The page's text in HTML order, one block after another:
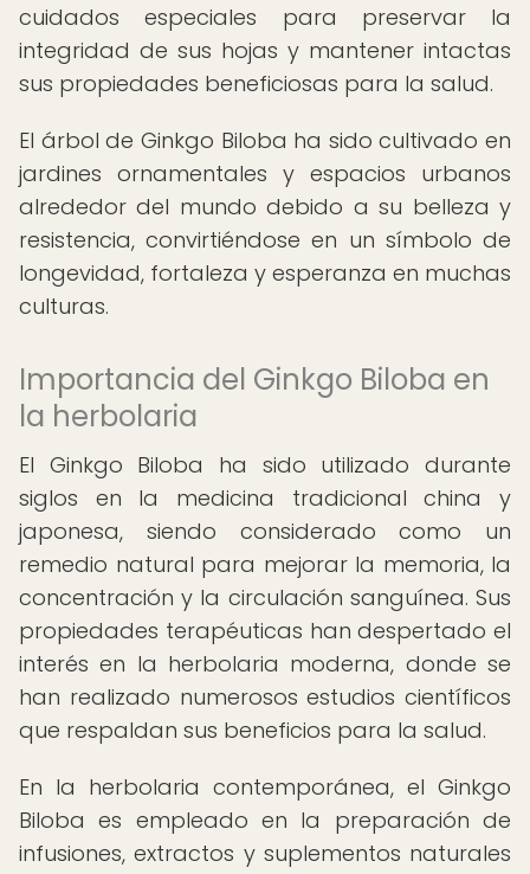
cuidados especiales para preservar la
integridad de sus hojas y mantener intactas
sus propiedades beneficiosas para la salud.
El árbol de Ginkgo Biloba ha sido cultivado en
jardines ornamentales y espacios urbanos
alrededor del mundo debido a su belleza y
resistencia, convirtiéndose en un símbolo de
longevidad, fortaleza y esperanza en muchas
culturas.
Importancia del Ginkgo Biloba en
la herbolaria
El Ginkgo Biloba ha sido utilizado durante
siglos en la medicina tradicional china y
japonesa, siendo considerado como un
remedio natural para mejorar la memoria, la
concentración y la circulación sanguínea. Sus
propiedades terapéuticas han despertado el
interés en la herbolaria moderna, donde se
han realizado numerosos estudios científicos
que respaldan sus beneficios para la salud.
En la herbolaria contemporánea, el Ginkgo
Biloba es empleado en la preparación de
infusiones, extractos y suplementos naturales